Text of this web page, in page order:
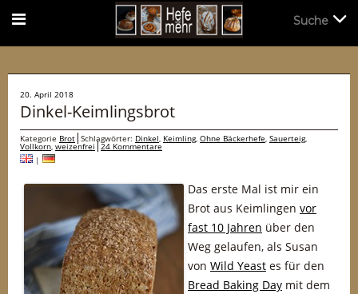
20. April 2018
Dinkel-Keimlingsbrot
Kategorie Brot Schlagwörter: Dinkel, Keimling, Ohne Bäckerhefe, Sauerteig,
Vollkorn, weizenfrei 24 Kommentare
|
Das erste Mal ist mir ein
Brot aus Keimlingen vor
fast 10 Jahren über den
Weg gelaufen, als Susan
von Wild Yeast es für den
Bread Baking Day mit dem
Suche
Suche